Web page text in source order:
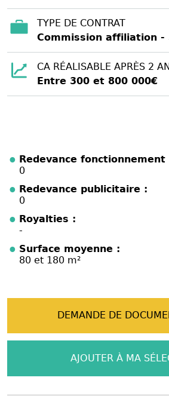
TYPE DE CONTRAT
Commission affiliation -
CA RÉALISABLE APRÈS 2
Entre 300 et 800 000€
Redevance fonctionnement
0
Redevance publicitaire :
0
Royalties :
-
Surface moyenne :
80 et 180 m²
DEMANDE DE
AJOUTER À MA